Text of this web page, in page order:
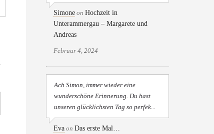
Simone on Hochzeit in
Unterammergau – Margarete und
Andreas
Februar 4, 2024
Ach Simon, immer wieder eine
wunderschöne Erinnerung. Du hast
unseren glücklichsten Tag so perfek...
Eva on Das erste Mal…